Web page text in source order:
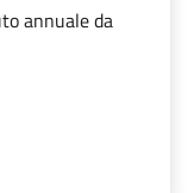
annuale da